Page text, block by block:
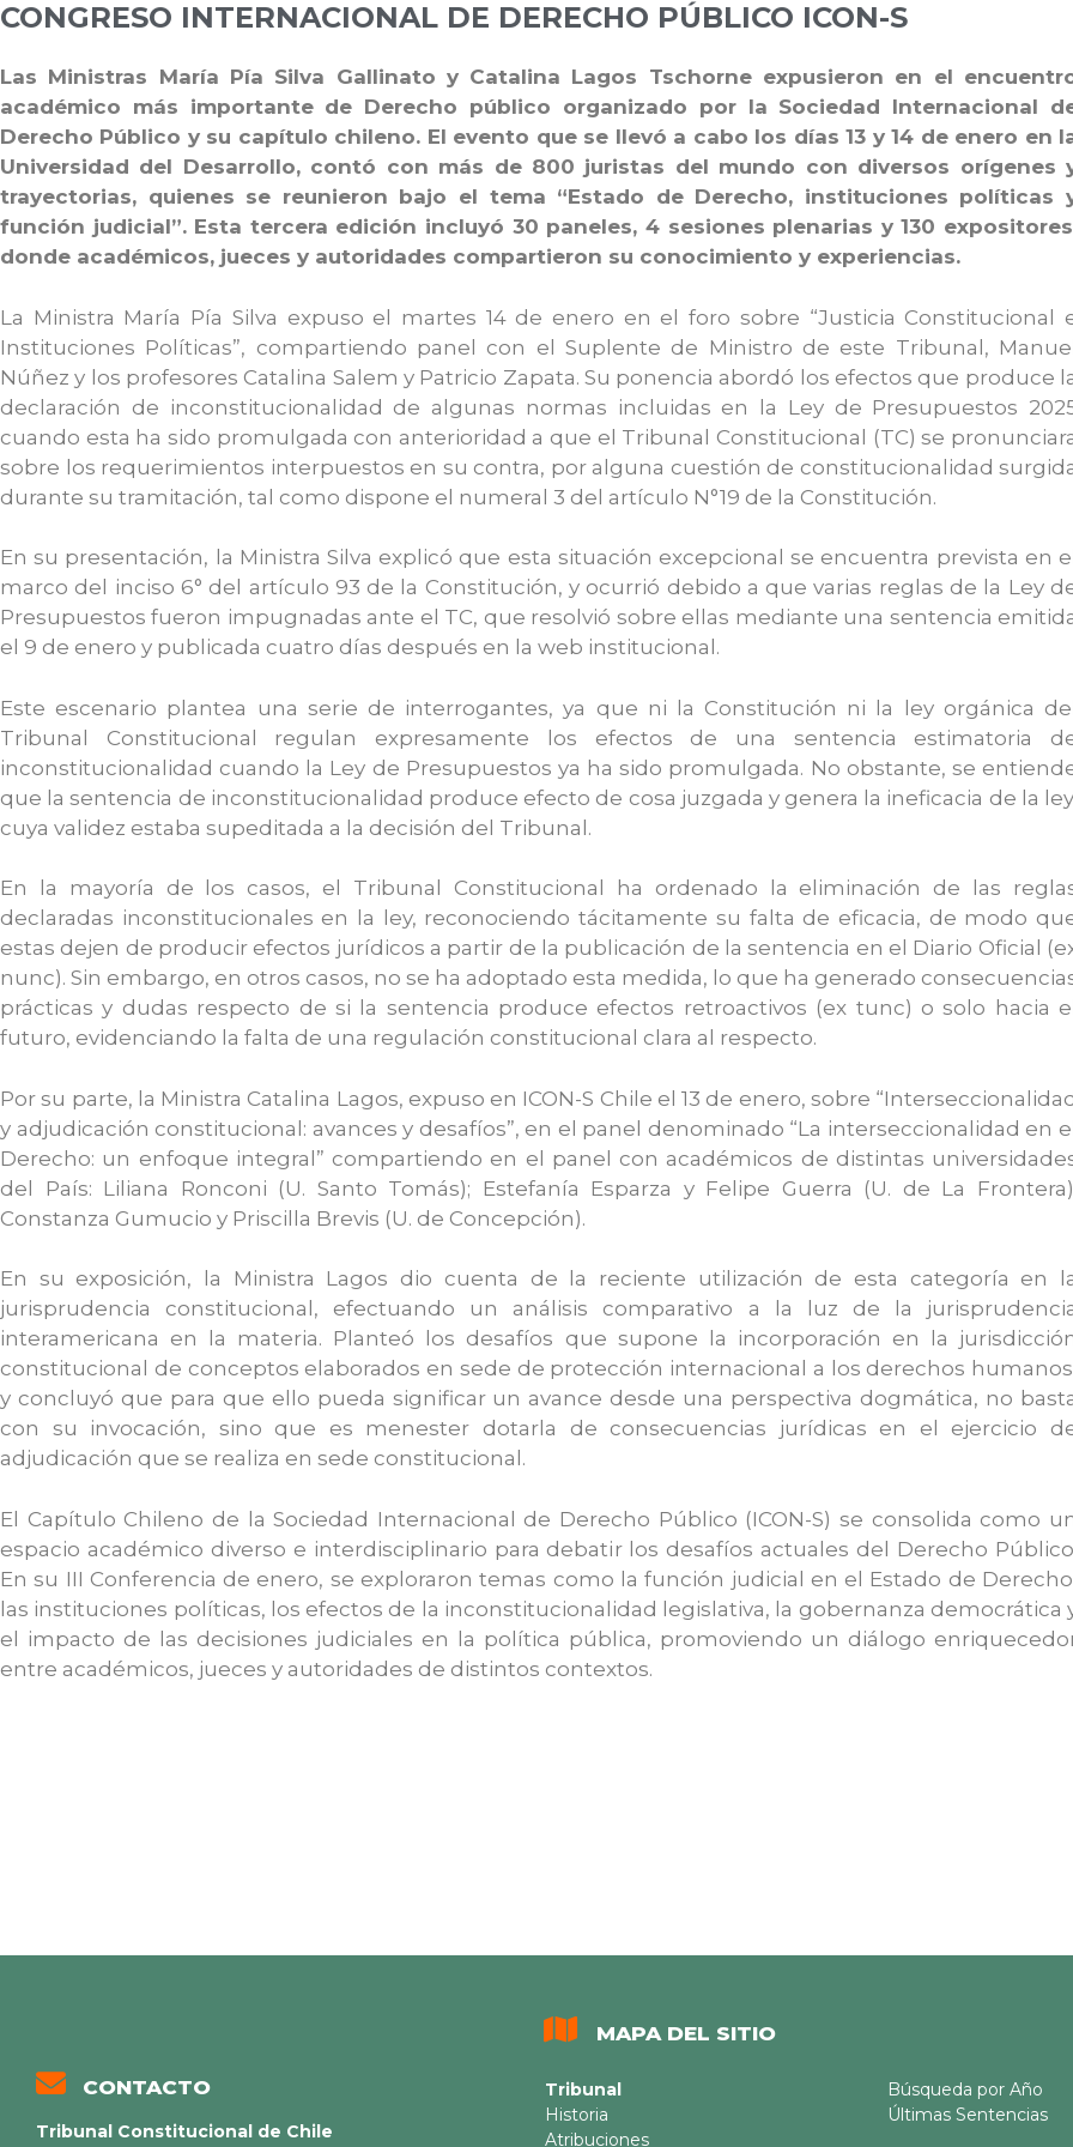
CONGRESO INTERNACIONAL DE DERECHO PÚBLICO ICON-S
Las Ministras María Pía Silva Gallinato y Catalina Lagos Tschorne expusieron en el
académico más importante de Derecho público organizado por la Sociedad Internacional
Derecho Público y su capítulo chileno. El evento que se llevó a cabo los días 13 y 14 de enero en
Universidad del Desarrollo, contó con más de 800 juristas del mundo con diversos orígenes
trayectorias, quienes se reunieron bajo el tema “Estado de Derecho, instituciones políticas
función judicial”. Esta tercera edición incluyó 30 paneles, 4 sesiones plenarias y 130
donde académicos, jueces y autoridades compartieron su conocimiento y experiencias.
La Ministra María Pía Silva expuso el martes 14 de enero en el foro sobre “Justicia Constitucional
Instituciones Políticas”, compartiendo panel con el Suplente de Ministro de este Tribunal,
Núñez y los profesores Catalina Salem y Patricio Zapata. Su ponencia abordó los efectos que produce
declaración de inconstitucionalidad de algunas normas incluidas en la Ley de Presupuestos
cuando esta ha sido promulgada con anterioridad a que el Tribunal Constitucional (TC) se
sobre los requerimientos interpuestos en su contra, por alguna cuestión de constitucionalidad
durante su tramitación, tal como dispone el numeral 3 del artículo N°19 de la Constitución.
En su presentación, la Ministra Silva explicó que esta situación excepcional se encuentra prevista en el
marco del inciso 6° del artículo 93 de la Constitución, y ocurrió debido a que varias reglas de la Ley
Presupuestos fueron impugnadas ante el TC, que resolvió sobre ellas mediante una sentencia
el 9 de enero y publicada cuatro días después en la web institucional.
Este escenario plantea una serie de interrogantes, ya que ni la Constitución ni la ley orgánica
Tribunal Constitucional regulan expresamente los efectos de una sentencia estimatoria
inconstitucionalidad cuando la Ley de Presupuestos ya ha sido promulgada. No obstante, se
que la sentencia de inconstitucionalidad produce efecto de cosa juzgada y genera la ineficacia de la
cuya validez estaba supeditada a la decisión del Tribunal.
En la mayoría de los casos, el Tribunal Constitucional ha ordenado la eliminación de las
declaradas inconstitucionales en la ley, reconociendo tácitamente su falta de eficacia, de modo
estas dejen de producir efectos jurídicos a partir de la publicación de la sentencia en el Diario Oficial
nunc). Sin embargo, en otros casos, no se ha adoptado esta medida, lo que ha generado
prácticas y dudas respecto de si la sentencia produce efectos retroactivos (ex tunc) o solo hacia el
futuro, evidenciando la falta de una regulación constitucional clara al respecto.
Por su parte, la Ministra Catalina Lagos, expuso en ICON-S Chile el 13 de enero, sobre
y adjudicación constitucional: avances y desafíos”, en el panel denominado “La interseccionalidad en
Derecho: un enfoque integral” compartiendo en el panel con académicos de distintas
del País: Liliana Ronconi (U. Santo Tomás); Estefanía Esparza y Felipe Guerra (U. de La
Constanza Gumucio y Priscilla Brevis (U. de Concepción).
En su exposición, la Ministra Lagos dio cuenta de la reciente utilización de esta categoría en
jurisprudencia constitucional, efectuando un análisis comparativo a la luz de la
interamericana en la materia. Planteó los desafíos que supone la incorporación en la
constitucional de conceptos elaborados en sede de protección internacional a los derechos
y concluyó que para que ello pueda significar un avance desde una perspectiva dogmática, no
con su invocación, sino que es menester dotarla de consecuencias jurídicas en el ejercicio
adjudicación que se realiza en sede constitucional.
El Capítulo Chileno de la Sociedad Internacional de Derecho Público (ICON-S) se consolida como
espacio académico diverso e interdisciplinario para debatir los desafíos actuales del Derecho
En su III Conferencia de enero, se exploraron temas como la función judicial en el Estado de
las instituciones políticas, los efectos de la inconstitucionalidad legislativa, la gobernanza democrática
el impacto de las decisiones judiciales en la política pública, promoviendo un diálogo
entre académicos, jueces y autoridades de distintos contextos.
CONTACTO
Tribunal Constitucional de Chile
MAPA DEL SITIO
Tribunal
Historia
Atribuciones
Búsqueda por Año
Últimas Sentencias